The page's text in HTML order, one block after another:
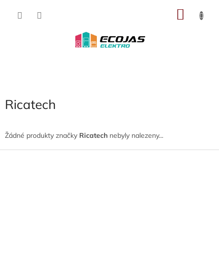
Ricatech
Žádné produkty značky Ricatech nebyly nalezeny...